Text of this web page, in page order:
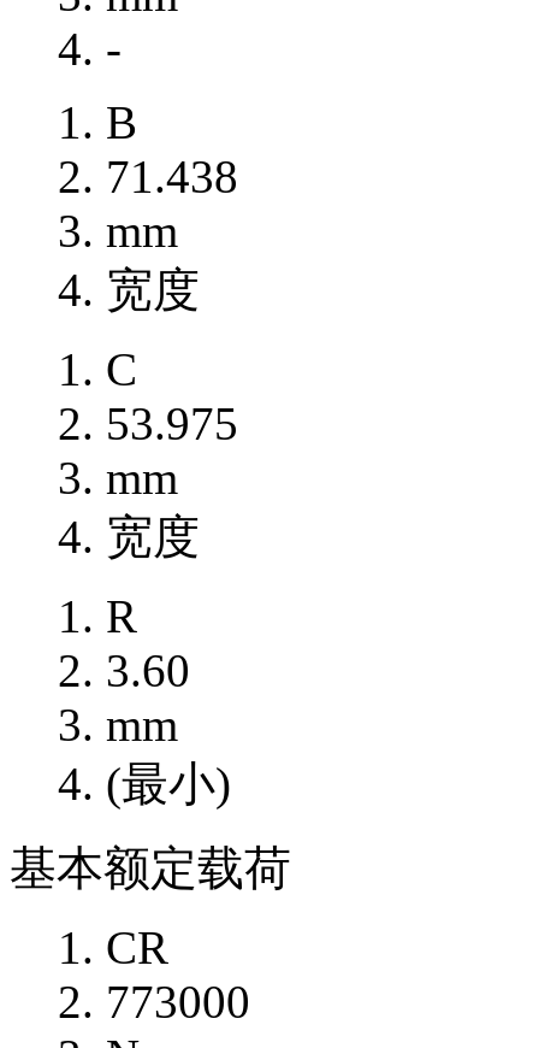
-
B
71.438
mm
宽度
C
53.975
mm
宽度
R
3.60
mm
(最小)
基本额定载荷
CR
773000